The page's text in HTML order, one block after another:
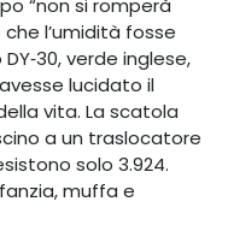
l’umidità fosse
verde inglese,
lucidato il
vita. La scatola
a un traslocatore
solo 3.924.
muffa e